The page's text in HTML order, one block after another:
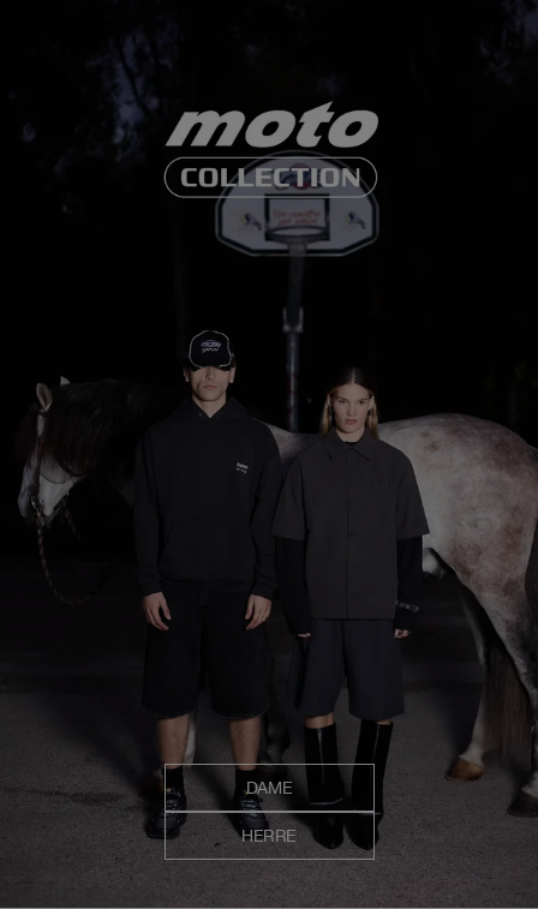
DAME
HERRE